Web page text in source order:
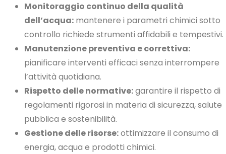
Monitoraggio continuo della qualità
dell’acqua: mantenere i parametri chimici sotto
controllo richiede strumenti affidabili e tempestivi.
Manutenzione preventiva e correttiva:
pianificare interventi efficaci senza interrompere
l’attività quotidiana.
Rispetto delle normative:garantire il rispetto di
regolamenti rigorosi in materia di sicurezza, salute
pubblica e sostenibilità.
Gestione delle risorse:ottimizzare il consumo di
energia, acqua e prodotti chimici.